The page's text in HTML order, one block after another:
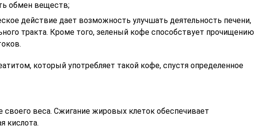
обмен веществ;
действие дает возможность улучшать деятельность печени,
тракта. Кроме того, зеленый кофе способствует прочищению
который употребляет такой кофе, спустя определенное
веса. Сжигание жировых клеток обеспечивает
кислота.